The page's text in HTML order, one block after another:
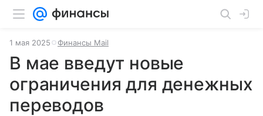
1 мая 2025 Финансы Mail
В мае введут новые
ограничения для денежных
переводов